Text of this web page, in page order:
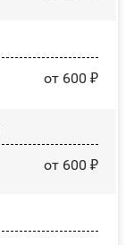
от 600 ₽
от 600 ₽